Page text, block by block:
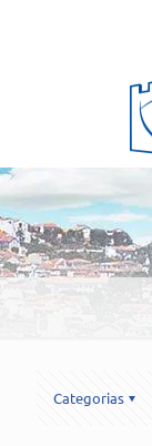
Categorias